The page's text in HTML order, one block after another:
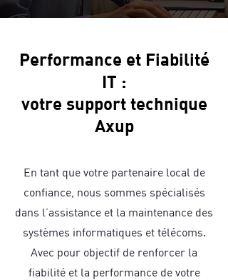
Performance et Fiabilité
IT :
votre support technique
Axup
En tant que votre partenaire local de
confiance, nous sommes spécialisés
dans l’assistance et la maintenance des
systèmes informatiques et télécoms.
Avec pour objectif de renforcer la
fiabilité et la performance de votre